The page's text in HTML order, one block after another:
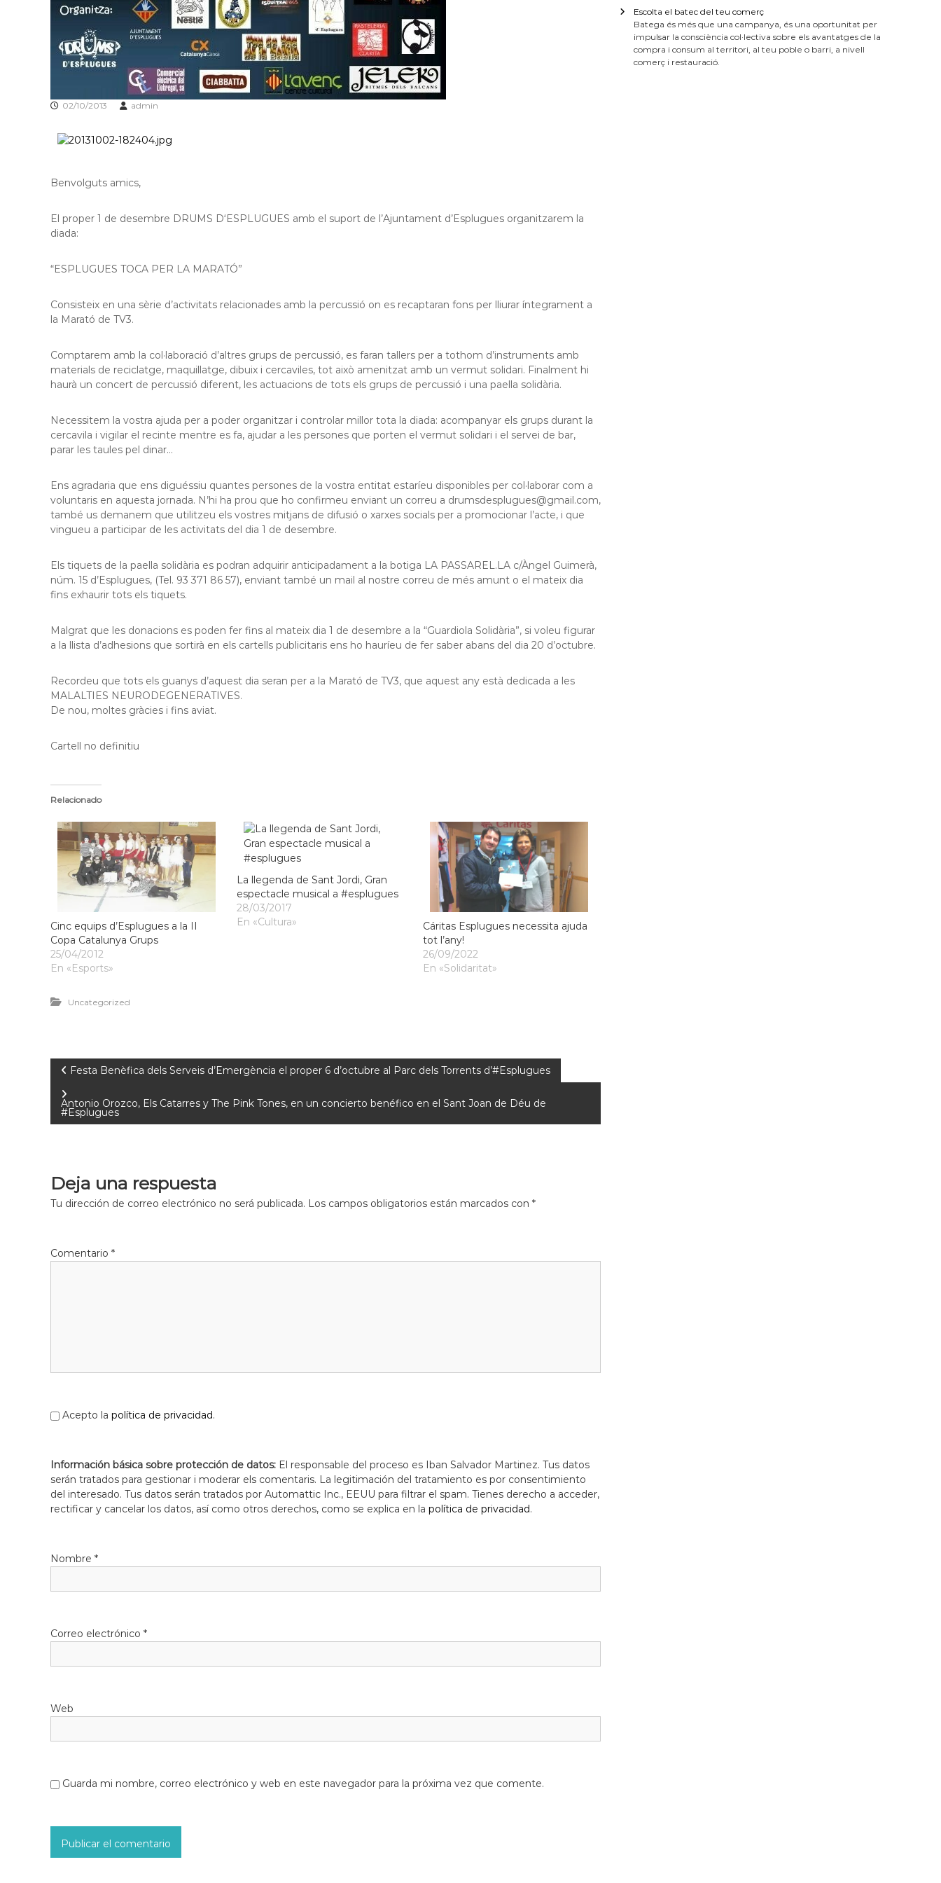
e
g
a
02/10/2013 admin
Benvolguts amics,
El proper 1 de desembre DRUMS D‘ESPLUGUES amb el suport de l’Ajuntament d’Esplugues organitzarem la
diada:
“ESPLUGUES TOCA PER LA MARATÓ”
Consisteix en una sèrie d’activitats relacionades amb la percussió on es recaptaran fons per lliurar íntegrament a
la Marató de TV3.
Comptarem amb la col·laboració d’altres grups de percussió, es faran tallers per a tothom d’instruments amb
materials de reciclatge, maquillatge, dibuix i cercaviles, tot això amenitzat amb un vermut solidari. Finalment hi
haurà un concert de percussió diferent, les actuacions de tots els grups de percussió i una paella solidària.
Necessitem la vostra ajuda per a poder organitzar i controlar millor tota la diada: acompanyar els grups durant la
cercavila i vigilar el recinte mentre es fa, ajudar a les persones que porten el vermut solidari i el servei de bar,
parar les taules pel dinar…
Ens agradaria que ens diguéssiu quantes persones de la vostra entitat estaríeu disponibles per col·laborar com a
voluntaris en aquesta jornada. N’hi ha prou que ho confirmeu enviant un correu a drumsdesplugues@gmail.com,
també us demanem que utilitzeu els vostres mitjans de difusió o xarxes socials per a promocionar l’acte, i que
vingueu a participar de les activitats del dia 1 de desembre.
Els tiquets de la paella solidària es podran adquirir anticipadament a la botiga LA PASSAREL.LA c/Àngel Guimerà,
núm. 15 d’Esplugues, (Tel. 93 371 86 57), enviant també un mail al nostre correu de més amunt o el mateix dia
fins exhaurir tots els tiquets.
Malgrat que les donacions es poden fer fins al mateix dia 1 de desembre a la “Guardiola Solidària”, si voleu figurar
a la llista d’adhesions que sortirà en els cartells publicitaris ens ho hauríeu de fer saber abans del dia 20 d’octubre.
Recordeu que tots els guanys d’aquest dia seran per a la Marató de TV3, que aquest any està dedicada a les
MALALTIES NEURODEGENERATIVES.
De nou, moltes gràcies i fins aviat.
Cartell no definitiu
Relacionado
Cinc equips d’Esplugues a la II
Copa Catalunya Grups
25/04/2012
En «Esports»
La llegenda de Sant Jordi, Gran
espectacle musical a #esplugues
28/03/2017
En «Cultura»
Cáritas Esplugues necessita ajuda
tot l’any!
26/09/2022
En «Solidaritat»
Uncategorized
Festa Benèfica dels Serveis d’Emergència el proper 6 d’octubre al Parc dels Torrents d’#Esplugues
Antonio Orozco, Els Catarres y The Pink Tones, en un concierto benéfico en el Sant Joan de Déu de
#Esplugues
Deja una respuesta
Tu dirección de correo electrónico no será publicada. Los campos obligatorios están marcados con *
Comentario *
Acepto la política de privacidad.
Información básica sobre protección de datos: El responsable del proceso es Iban Salvador Martinez. Tus datos
serán tratados para gestionar i moderar els comentaris. La legitimación del tratamiento es por consentimiento
del interesado. Tus datos serán tratados por Automattic Inc., EEUU para filtrar el spam. Tienes derecho a acceder,
rectificar y cancelar los datos, así como otros derechos, como se explica en la política de privacidad.
Nombre *
Correo electrónico *
Web
Guarda mi nombre, correo electrónico y web en este navegador para la próxima vez que comente.
Escolta el batec del teu comerç
Batega és més que una campanya, és una oportunitat per
impulsar la consciència col·lectiva sobre els avantatges de la
compra i consum al territori, al teu poble o barri, a nivell
comerç i restauració.